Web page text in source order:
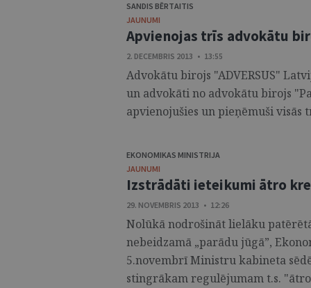
SANDIS BĒRTAITIS
JAUNUMI
Apvienojas trīs advokātu
2. DECEMBRIS 2013 • 13:55
Advokātu birojs "ADVERSUS"
un advokāti no advokātu birojs
apvienojušies un pieņēmuši visās
EKONOMIKAS MINISTRIJA
JAUNUMI
Izstrādāti ieteikumi ātro
29. NOVEMBRIS 2013 • 12:26
Nolūkā nodrošināt lielāku
nebeidzamā „parādu jūgā”,
5.novembrī Ministru kabineta
stingrākam regulējumam t.s.